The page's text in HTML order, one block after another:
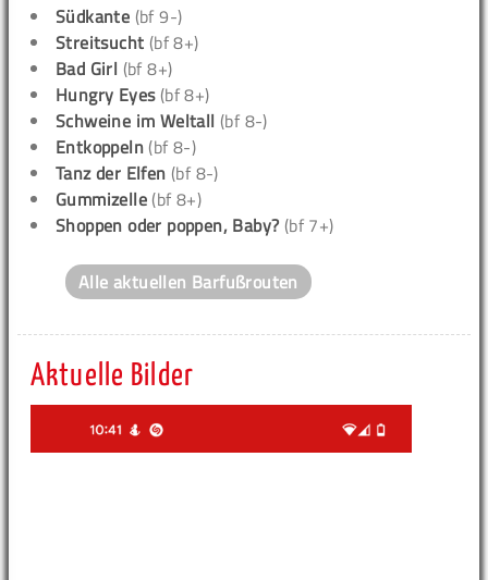
Südkante (bf 9-)
Streitsucht (bf 8+)
Bad Girl (bf 8+)
Hungry Eyes(bf 8+)
Schweine im Weltall (bf 8-)
Entkoppeln (bf 8-)
Tanz der Elfen (bf 8-)
Gummizelle (bf 8+)
Shoppen oder poppen, Baby? (bf 7+)
Alle aktuellen Barfußrouten
Aktuelle Bilder